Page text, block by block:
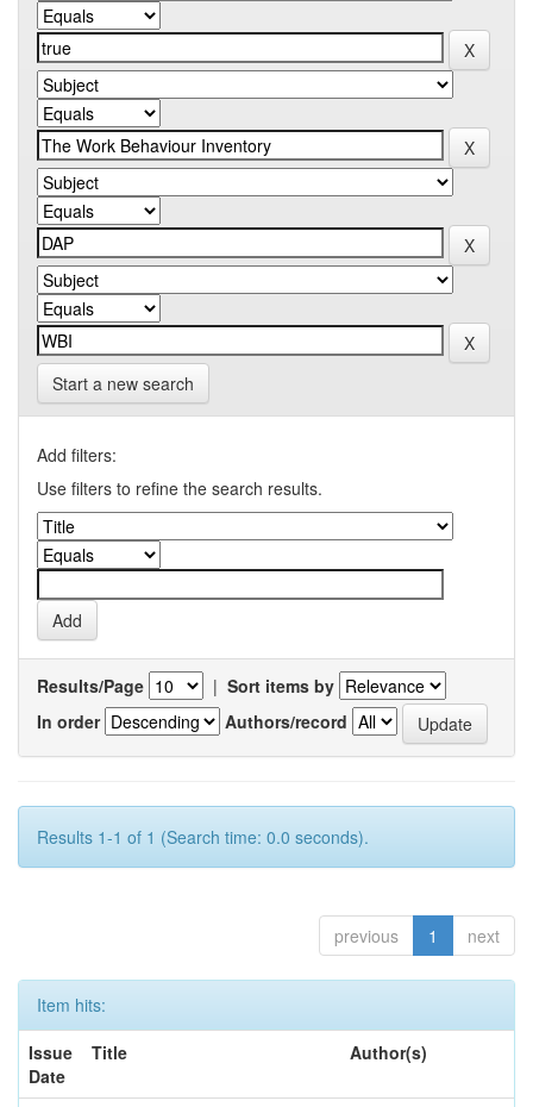
Start a new search
Add filters:
Use filters to refine the search results.
Results/Page | Sort items by
In order
Authors/record
Results 1-1 of 1 (Search time: 0.0 seconds).
previous 1 next
Item hits:
Issue
Date
Title Author(s)